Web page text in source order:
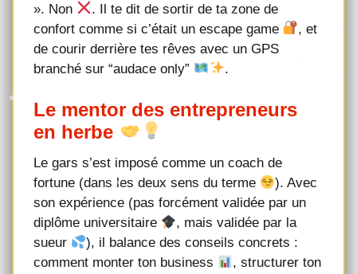
». Non
. Il te dit de sortir de ta zone de
confort comme si c’était un escape game
, et
de courir derrière tes rêves avec un GPS
branché sur “audace only”
.
Le mentor des entrepreneurs
en herbe
Le gars s’est imposé comme un coach de
fortune (dans les deux sens du terme
). Avec
son expérience (pas forcément validée par un
diplôme universitaire
, mais validée par la
sueur
), il balance des conseils concrets :
comment monter ton business
, structurer ton